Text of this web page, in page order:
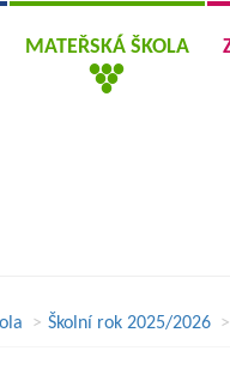
MATEŘSKÁ ŠKOLA
Školní rok 2025/2026